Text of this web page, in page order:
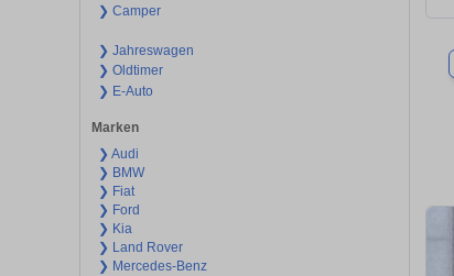
❯ Camper
❯ Jahreswagen
❯ Oldtimer
❯ E-Auto
Marken
❯ Audi
❯ BMW
❯ Fiat
❯ Ford
❯ Kia
❯ Land Rover
❯ Mercedes-Benz